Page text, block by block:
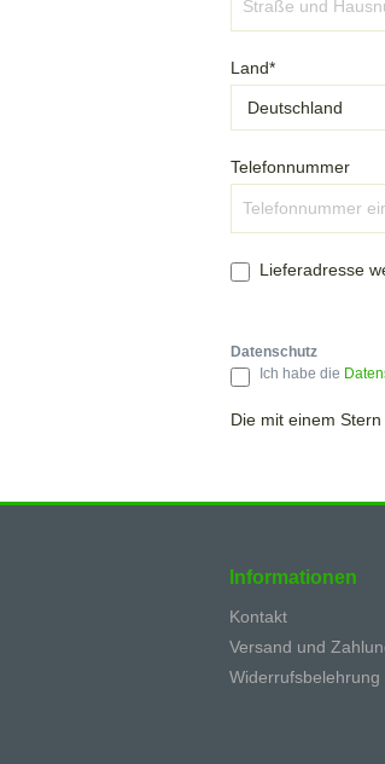
Land*
Telefonnummer
Lieferadresse
Datenschutz
Ich habe die
Die mit einem
Informationen
Kontakt
Versand und
Widerrufsbelehrung